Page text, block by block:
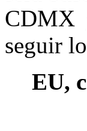
CDMX
seguir
EU,